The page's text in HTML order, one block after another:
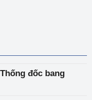
đốc bang